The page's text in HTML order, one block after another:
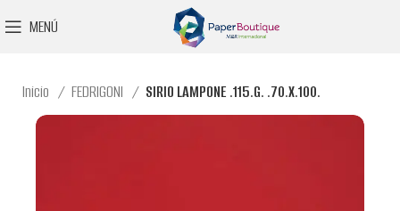
MENÚ
Inicio FEDRIGONI SIRIO LAMPONE .115.G. .70.X.100.